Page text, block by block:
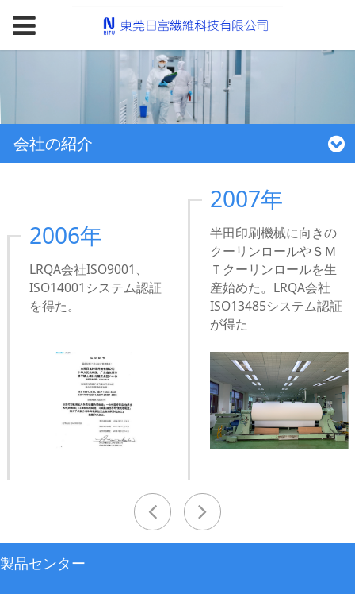
会社の紹介
2006年
LRQA会社ISO9001、
ISO14001システム認証
を得た。
2007年
半田印刷機械に向きの
クーリンロールやＳＭ
Ｔクーリンロールを生
産始めた。LRQA会社
ISO13485システム認証
が得た
製品センター